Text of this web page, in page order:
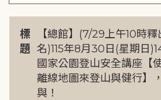
標
題
【總館】(7/29上午10時
名)115年8月30日(星期日
國家公園登山安全講座【
離線地圖來登山與健行】
與！